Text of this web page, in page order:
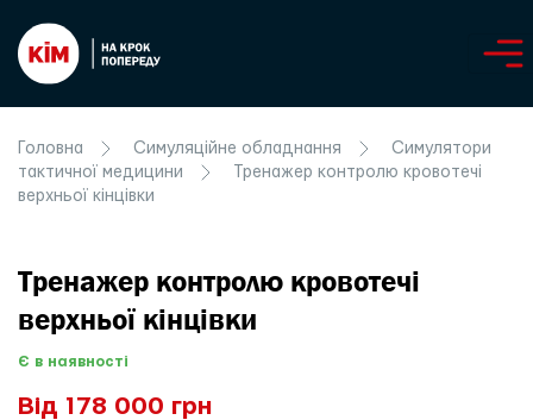
Головна Симуляційне обладнання
Симулятори
тактичної медицини
Тренажер контролю кровотечі
верхньої кінцівки
Тренажер контролю кровотечі
верхньої кінцівки
Є в наявності
Від 178 000 грн